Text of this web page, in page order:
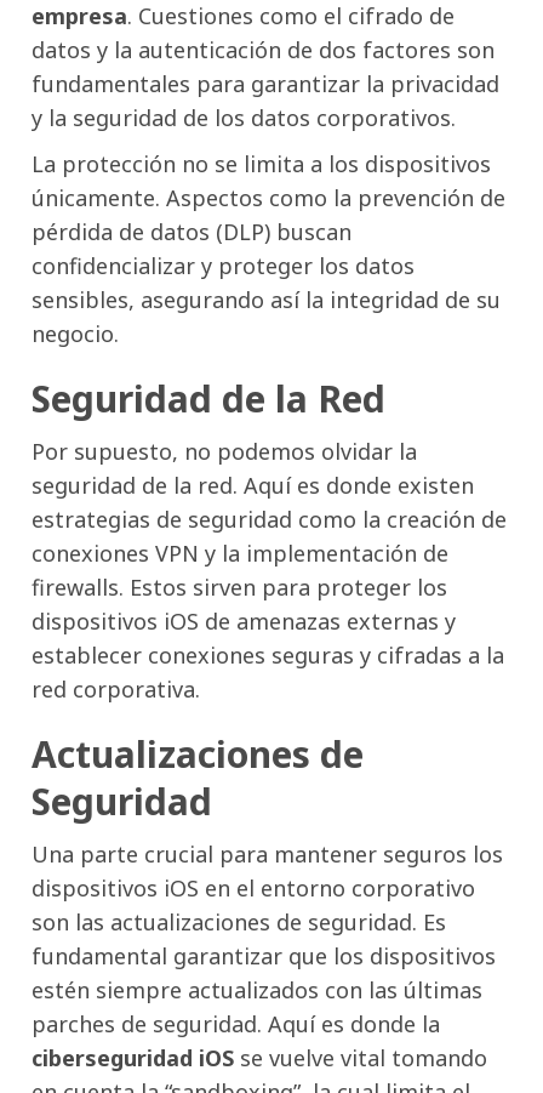
empresa. Cuestiones como el cifrado de
datos y la autenticación de dos factores son
fundamentales para garantizar la privacidad
y la seguridad de los datos corporativos.
La protección no se limita a los dispositivos
únicamente. Aspectos como la prevención de
pérdida de datos (DLP) buscan
confidencializar y proteger los datos
sensibles, asegurando así la integridad de su
negocio.
Seguridad de la Red
Por supuesto, no podemos olvidar la
seguridad de la red. Aquí es donde existen
estrategias de seguridad como la creación de
conexiones VPN y la implementación de
firewalls. Estos sirven para proteger los
dispositivos iOS de amenazas externas y
establecer conexiones seguras y cifradas a la
red corporativa.
Actualizaciones de
Seguridad
Una parte crucial para mantener seguros los
dispositivos iOS en el entorno corporativo
son las actualizaciones de seguridad. Es
fundamental garantizar que los dispositivos
estén siempre actualizados con las últimas
parches de seguridad. Aquí es donde la
ciberseguridad iOS se vuelve vital tomando